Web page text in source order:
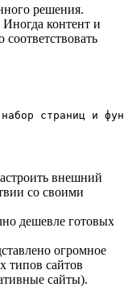
решения.
Иногда контент и
страниц и
внешний
со своими
дешевле готовых
огромное
типов сайтов
сайты).